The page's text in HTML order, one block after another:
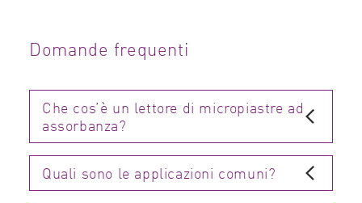
Domande frequenti
Che cos’è un lettore di micropiastre ad
assorbanza?
Quali sono le applicazioni comuni?